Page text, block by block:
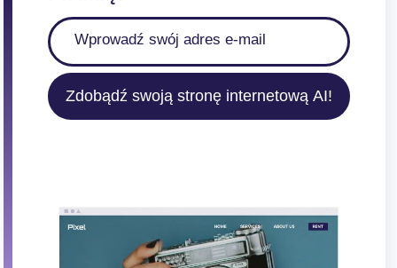
Zdobądź swoją stronę internetową AI!